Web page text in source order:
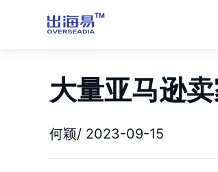
大量亚马逊
何颖/ 2023-09-15